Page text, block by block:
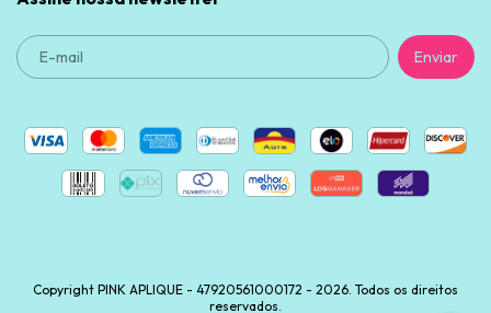
Copyright PINK APLIQUE - 47920561000172 - 2026. Todos os direitos
reservados.